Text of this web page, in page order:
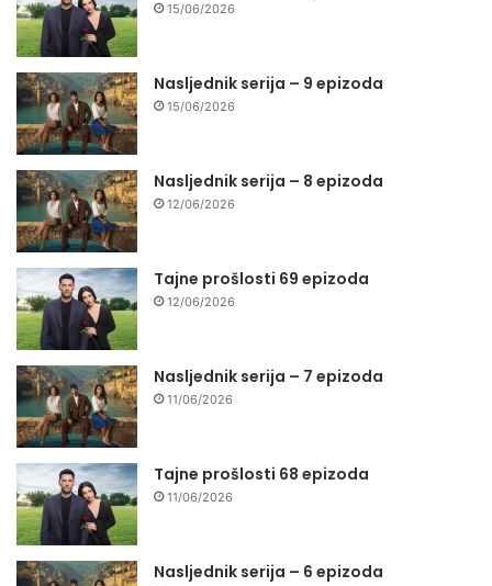
15/06/2026
Nasljednik serija – 9 epizoda
15/06/2026
Nasljednik serija – 8 epizoda
12/06/2026
Tajne prošlosti 69 epizoda
12/06/2026
Nasljednik serija – 7 epizoda
11/06/2026
Tajne prošlosti 68 epizoda
11/06/2026
Nasljednik serija – 6 epizoda